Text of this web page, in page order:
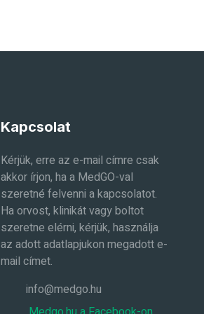
Kapcsolat
Kérjük, erre az e-mail címre csak
akkor írjon, ha a MedGO-val
szeretné felvenni a kapcsolatot.
Ha orvost, klinikát vagy boltot
szeretne elérni, kérjük, használja
az adott adatlapjukon megadott e-
mail címet.
info@medgo.hu